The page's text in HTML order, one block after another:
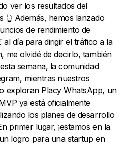
ver los resultados del
👆 Además, hemos lanzado
de rendimiento de
día para dirigir el tráfico a la
me olvidé de decirlo, también
semana, la comunidad
mientras nuestros
exploran Placy WhatsApp, un
ya está oficialmente
los planes de desarrollo
primer lugar, ¡estamos en la
logro para una startup en